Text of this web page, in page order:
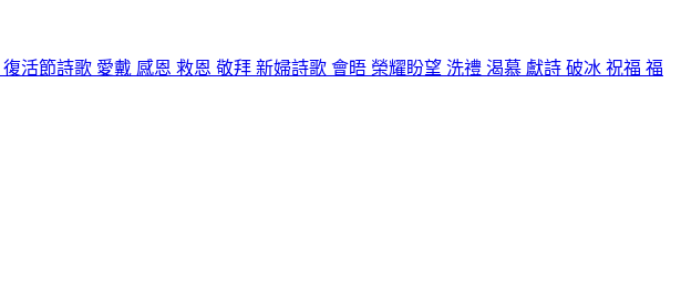
復活節詩歌 愛戴 感恩 救恩 敬拜 新婦詩歌 會晤 榮耀盼望 洗禮 渴慕 獻詩 破冰 祝福 福